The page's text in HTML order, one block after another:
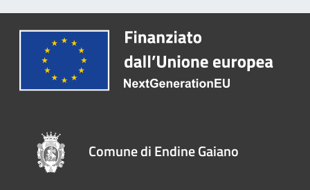
Comune di Endine Gaiano